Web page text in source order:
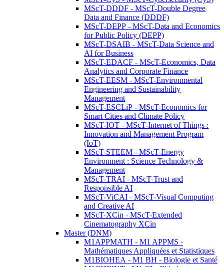
MScT-DDDF - MScT-Double Degree
Data and Finance (DDDF)
MScT-DEPP - MScT-Data and Economics
for Public Policy (DEPP)
MScT-DSAIB - MScT-Data Science and
AI for Business
MScT-EDACF - MScT-Economics, Data
Analytics and Corporate Finance
MScT-EESM - MScT-Environmental
Engineering and Sustainability
Management
MScT-ESCLiP - MScT-Economics for
Smart Cities and Climate Policy
MScT-IOT - MScT-Internet of Things :
Innovation and Management Program
(IoT)
MScT-STEEM - MScT-Energy
Environment : Science Technology &
Management
MScT-TRAI - MScT-Trust and
Responsible AI
MScT-ViCAI - MScT-Visual Computing
and Creative AI
MScT-XCin - MScT-Extended
Cinematography XCin
Master (DNM)
M1APPMATH - M1 APPMS -
Mathématiques Appliquées et Statistiques
M1BIOHEA - M1 BH - Biologie et Santé